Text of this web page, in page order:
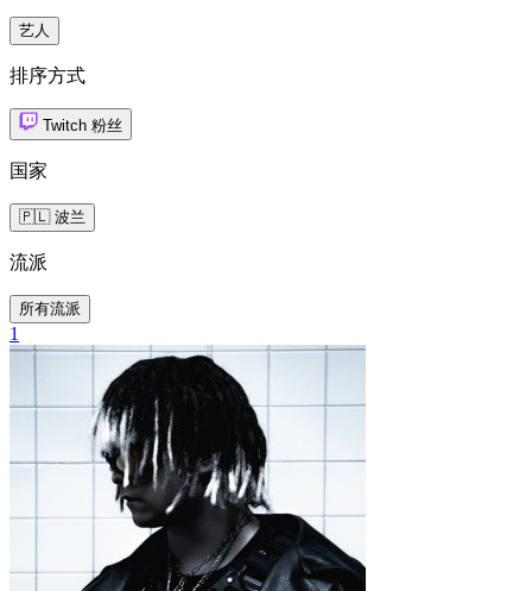
艺人
排序方式
Twitch 粉丝
国家
🇵🇱 波兰
流派
所有流派
1